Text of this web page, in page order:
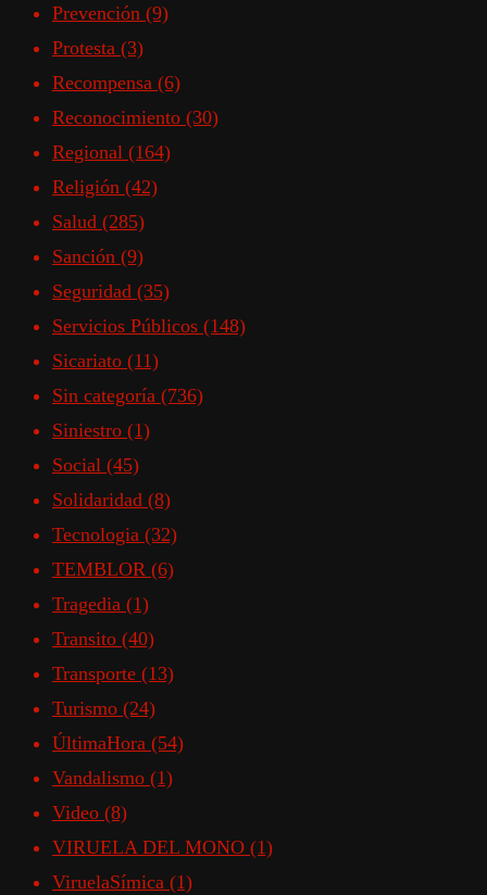
Prevención (9)
Protesta (3)
Recompensa (6)
Reconocimiento (30)
Regional (164)
Religión (42)
Salud (285)
Sanción (9)
Seguridad (35)
Servicios Públicos (148)
Sicariato (11)
Sin categoría (736)
Siniestro (1)
Social (45)
Solidaridad (8)
Tecnologia (32)
TEMBLOR (6)
Tragedia (1)
Transito (40)
Transporte (13)
Turismo (24)
ÚltimaHora (54)
Vandalismo (1)
Video (8)
VIRUELA DEL MONO (1)
ViruelaSímica (1)